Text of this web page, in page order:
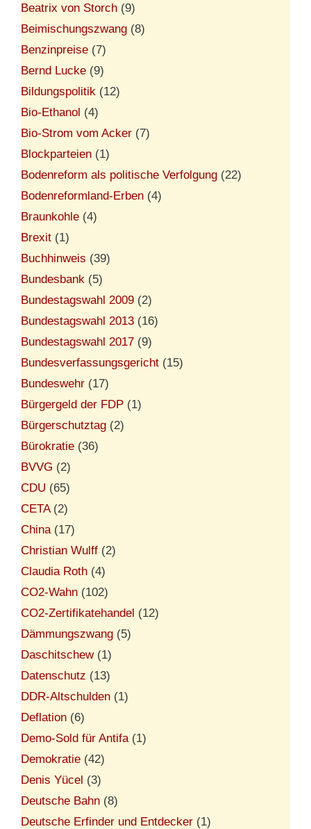
Beatrix von Storch (9)
Beimischungszwang (8)
Benzinpreise (7)
Bernd Lucke (9)
Bildungspolitik (12)
Bio-Ethanol (4)
Bio-Strom vom Acker (7)
Blockparteien (1)
Bodenreform als politische Verfolgung (22)
Bodenreformland-Erben (4)
Braunkohle (4)
Brexit (1)
Buchhinweis (39)
Bundesbank (5)
Bundestagswahl 2009 (2)
Bundestagswahl 2013 (16)
Bundestagswahl 2017 (9)
Bundesverfassungsgericht (15)
Bundeswehr (17)
Bürgergeld der FDP (1)
Bürgerschutztag (2)
Bürokratie (36)
BVVG (2)
CDU (65)
CETA(2)
China(17)
Christian Wulff (2)
Claudia Roth (4)
CO2-Wahn (102)
CO2-Zertifikatehandel (12)
Dämmungszwang (5)
Daschitschew(1)
Datenschutz (13)
DDR-Altschulden (1)
Deflation (6)
Demo-Sold für Antifa(1)
Demokratie (42)
Denis Yücel (3)
Deutsche Bahn (8)
Deutsche Erfinder und Entdecker (1)